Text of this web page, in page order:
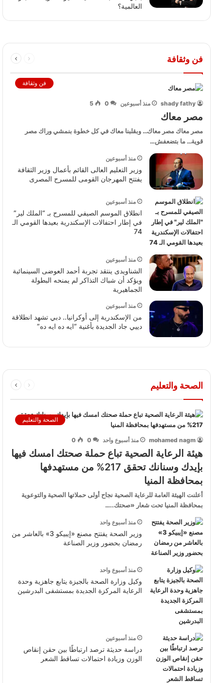
19:36العالمية؟
فن وثقافة
فن وثقافة
shady fathy منذ أسبوعين 0
5
مصر معاك
مصر معاك مصر معاك… وبقلبنا معاك في كل خطوة بنمشي وراك مصر
قوية… ما بتضعفش…
منذ أسبوعين
وزير التعليم العالى القائم بأعمال وزير الثقافة
يفتتح المهرجان القومى للمسرح المصرى
منذ أسبوعين
انطلاق الموسم الصيفي للمسرح بـ “الملك لير”
في إطار احتفالات الإسكندرية بعيدها القومي الـ
74
منذ أسبوعين
الشناويدى ينتقد تجربة أحمد العوضى السينمائية
ويؤكد أن شباك التذاكر لم يمنحه البطولة
الجماهيرية
منذ أسبوعين
من الإسكندرية إلى أوكرانيا.. دبي تشهد انطلاقة
دييي جاد الجديدة بأغنية “ايه ده ايه ده”
الصحة والتعليم
الصحة والتعليم
mohamed nagm منذ أسبوع واحد 0
0
هيئة الرعاية الصحية تباع حملة صحتك امسك فيها
بإيدك وسنانك تحقق 217% من مستهدفها
بمحافظة المنيا
أعلنت الهيئة العامة للرعاية الصحية نجاح أولى حملاتها الصحية والتوعوية
بمحافظة المنيا تحت شعار «صحتك..…
منذ أسبوع واحد
وزير الصحة يفتتح مصنع «إيبيكو 3» بالعاشر من
رمضان بحضور وزير الصناعة
منذ أسبوع واحد
وكيل وزارة الصحة بالجيزة يتابع جاهزية وحدة
الرعاية المركزة الجديدة بمستشفى البدرشين
منذ أسبوعين
دراسة حديثة ترصد ارتباطًا بين حقن إنقاص
الوزن وزيادة احتمالات تساقط الشعر